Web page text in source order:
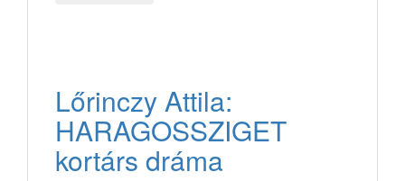
Lőrinczy Attila:
HARAGOSSZIGET
kortárs dráma